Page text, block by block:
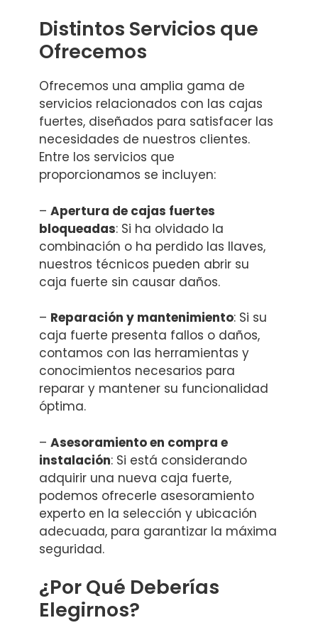
Distintos Servicios que
Ofrecemos
Ofrecemos una amplia gama de
servicios relacionados con las cajas
fuertes, diseñados para satisfacer las
necesidades de nuestros clientes.
Entre los servicios que
proporcionamos se incluyen:
– Apertura de cajas fuertes
bloqueadas: Si ha olvidado la
combinación o ha perdido las llaves,
nuestros técnicos pueden abrir su
caja fuerte sin causar daños.
– Reparación y mantenimiento: Si su
caja fuerte presenta fallos o daños,
contamos con las herramientas y
conocimientos necesarios para
reparar y mantener su funcionalidad
óptima.
– Asesoramiento en compra e
instalación: Si está considerando
adquirir una nueva caja fuerte,
podemos ofrecerle asesoramiento
experto en la selección y ubicación
adecuada, para garantizar la máxima
seguridad.
¿Por Qué Deberías
Elegirnos?